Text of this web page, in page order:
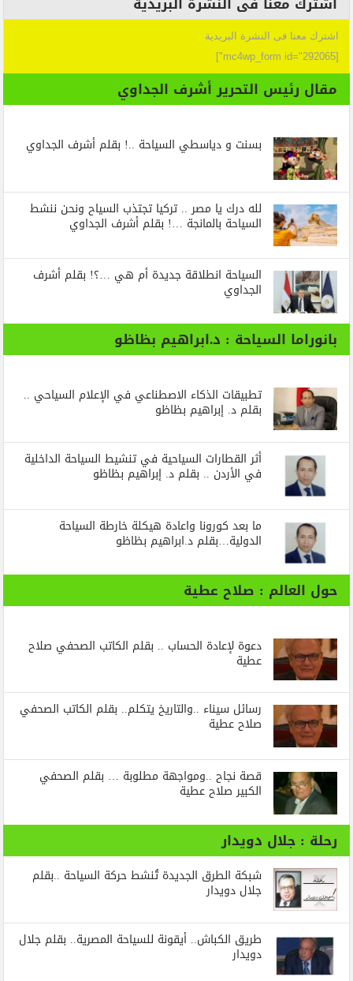
اشترك معنا فى النشرة البريدية
[mc4wp_form id="292065"]
مقال رئيس التحرير أشرف الجداوي
بسنت و دياسطي السياحة ..! بقلم أشرف الجداوي
لله درك يا مصر .. تركيا تجتذب السياح ونحن ننشط
السياحة بالمانجة …! بقلم أشرف الجداوي
السياحة انطلاقة جديدة أم هي …؟! بقلم أشرف
الجداوي
بانوراما السياحة : د.ابراهيم بظاظو
تطبيقات الذكاء الاصطناعي في الإعلام السياحي ..
بقلم د. إبراهيم بظاظو
أثر القطارات السياحية في تنشيط السياحة الداخلية
في الأردن .. بقلم د. إبراهيم بظاظو
ما بعد كورونا واعادة هيكلة خارطة السياحة
الدولية…بقلم د.ابراهيم بظاظو
حول العالم : صلاح عطية
دعوة لإعادة الحساب .. بقلم الكاتب الصحفي صلاح
عطية
رسائل‭ ‬سيناء‭.. ‬والتاريخ‭ ‬يتكلم.. بقلم الكاتب الصحفي
صلاح عطية
قصة نجاح ..ومواجهة مطلوبة … بقلم الصحفي
الكبير صلاح عطية
رحلة : جلال دويدار
شبكة الطرق الجديدة تُنشط حركة السياحة ..بقلم
جلال دويدار
طريق الكباش.. أيقونة للسياحة المصرية.. بقلم جلال
دويدار